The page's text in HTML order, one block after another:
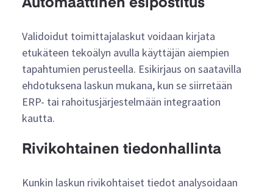
Automaattinen esipostitus
Validoidut toimittajalaskut voidaan kirjata
etukäteen tekoälyn avulla käyttäjän aiempien
tapahtumien perusteella. Esikirjaus on saatavilla
ehdotuksena laskun mukana, kun se siirretään
ERP- tai rahoitusjärjestelmään integraation
kautta.
Rivikohtainen tiedonhallinta
Kunkin laskun rivikohtaiset tiedot analysoidaan